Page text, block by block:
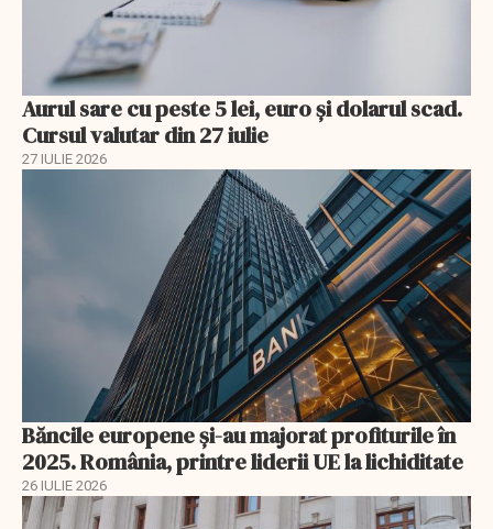
Aurul sare cu peste 5 lei, euro și dolarul scad.
Cursul valutar din 27 iulie
27 IULIE 2026
Băncile europene și-au majorat profiturile în
2025. România, printre liderii UE la lichiditate
26 IULIE 2026